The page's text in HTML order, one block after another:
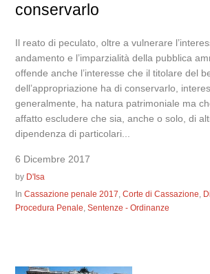
conservarlo
Il reato di peculato, oltre a vulnerare
andamento e l’imparzialità della pubblica
offende anche l’interesse che il titolare del
dell’appropriazione ha di conservarlo,
generalmente, ha natura patrimoniale ma
affatto escludere che sia, anche o solo, di
dipendenza di particolari...
6 Dicembre 2017
by D'Isa
InCassazione penale 2017,Corte di Cassazione,
Procedura Penale,Sentenze - Ordinanze